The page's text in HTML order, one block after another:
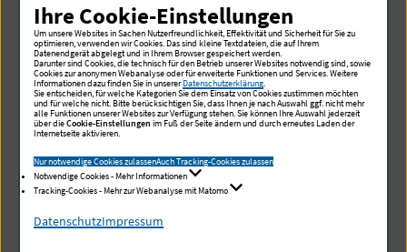
Vorteile der roboterassistierten
Chirurgie im Überblick
weniger Blutverlust
weniger Transfusionen
weniger Wundheilungsstörungen
signifikant weniger Schmerzen
geringeres Infektionsrisiko
Ihre Cookie-Einstellungen
Um unsere Websites in Sachen Nutzerfreundlichkeit, Effektivität und Sicherheit für Sie zu
optimieren, verwenden wir Cookies. Das sind kleine Textdateien, die auf Ihrem
Datenendgerät abgelegt und in Ihrem Browser gespeichert werden.
Darunter sind Cookies, die technisch für den Betrieb unserer Websites notwendig sind, sowie
Cookies zur anonymen Webanalyse oder für erweiterte Funktionen und Services. Weitere
Informationen dazu finden Sie in unsererDatenschutzerklärung.
Sie entscheiden, für welche Kategorien Sie dem Einsatz von Cookies zustimmen möchten
und für welche nicht. Bitte berücksichtigen Sie, dass Ihnen je nach Auswahl ggf. nicht mehr
alle Funktionen unserer Websites zur Verfügung stehen. Sie können Ihre Auswahl jederzeit
über dieCookie-Einstellungen im Fuß der Seite ändern und durch erneutes Laden der
Internetseite aktivieren.
Nur notwendige Cookies zulassenAuch Tracking-Cookies zulassen
Notwendige Cookies - Mehr Informationen
Tracking-Cookies - Mehr zur Webanalyse mit Matomo
DatenschutzImpressum